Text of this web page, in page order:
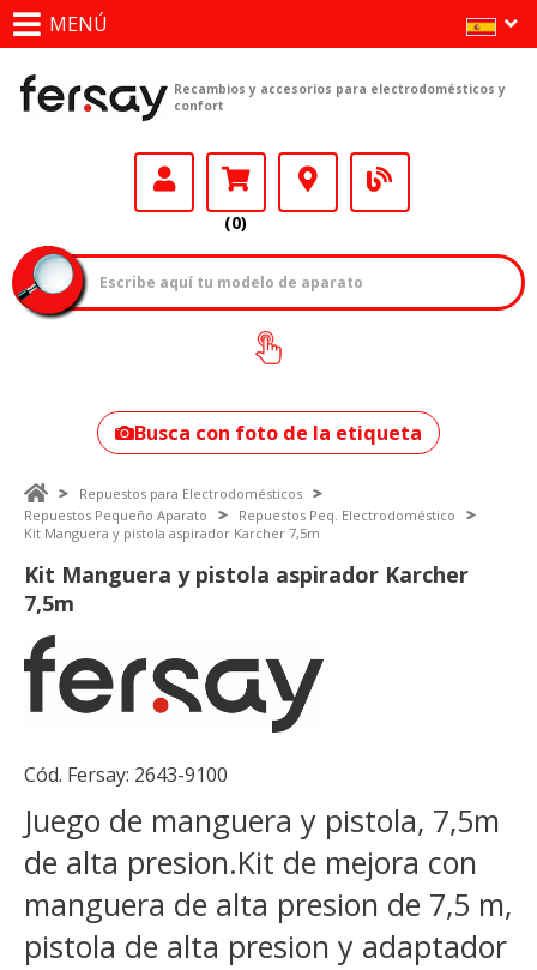
MENÚ
Recambios y accesorios para electrodomésticos y
confort
(0)
¿Cómo encontrar
tu modelo?
Busca con foto de la etiqueta
Repuestos para Electrodomésticos
Repuestos Pequeño Aparato
Repuestos Peq. Electrodoméstico
Kit Manguera y pistola aspirador Karcher 7,5m
Kit Manguera y pistola aspirador Karcher
7,5m
Cód. Fersay: 2643-9100
Juego de manguera y pistola, 7,5m
de alta presion.Kit de mejora con
manguera de alta presion de 7,5 m,
pistola de alta presion y adaptador